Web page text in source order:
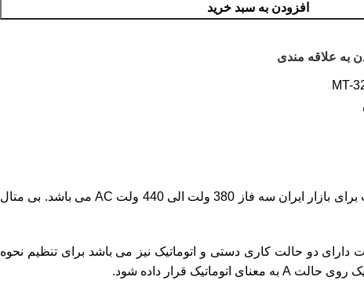
افزودن به سبد خرید
به علاقه مندی
MT-
از رنج جریان 0.4 الی 0.63 آمپر تا حداکثر رنج جریان 520 الی 800 آمپر در 47 بازه جریانی تولید شده و ولتاژ کاری مناسب برای بازار ایران سه فاز 380 ولت الی 440 ولت AC می باشد. بی متال
دو حالت کاری دستی و اتوماتیک نیز می باشد برای تنظیم نحوه